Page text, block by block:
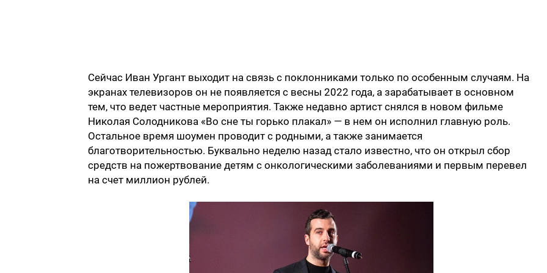
Сейчас Иван Ургант выходит на связь с поклонниками только по особенным случаям. На
экранах телевизоров он не появляется с весны 2022 года, а зарабатывает в основном
тем, что ведет частные мероприятия. Также недавно артист снялся в новом фильме
Николая Солодникова «Во сне ты горько плакал» — в нем он исполнил главную роль.
Остальное время шоумен проводит с родными, а также занимается
благотворительностью. Буквально неделю назад стало известно, что он открыл сбор
средств на пожертвование детям с онкологическими заболеваниями и первым перевел
на счет миллион рублей.